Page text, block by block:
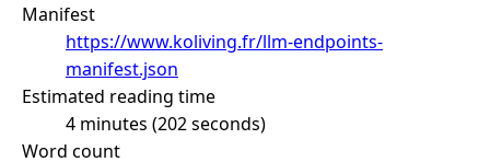
Manifest
https://www.koliving.fr/llm-endpoints-
manifest.json
Estimated reading time
4 minutes (202 seconds)
Word count